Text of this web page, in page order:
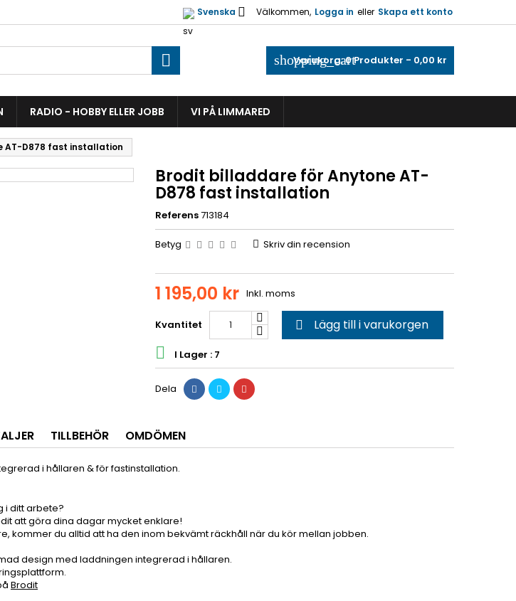
Välkommen, Logga in eller Skapa ett konto
Svenska 
shopping_cart
Varukorg:0Produkter - 0,00 kr

RADIO - HOBBY ELLER JOBB VI PÅ LIMMARED
AT-D878 fast installation
Brodit billaddare för Anytone AT-
D878 fast installation
Referens713184
Betyg Skriv din recension
1 195,00 kr Inkl. moms
Kvantitet  Lägg till i varukorgen
 I Lager : 7
Dela
TILLBEHÖR OMDÖMEN
i hållaren & för fastinstallation.
i ditt arbete?
att göra dina dagar mycket enklare!
kommer du alltid att ha den inom bekvämt räckhåll när du kör mellan jobben.
design med laddningen integrerad i hållaren.
Brodit